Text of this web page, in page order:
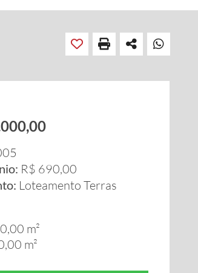
R$ 690,00
Loteamento Terras
m²
m²